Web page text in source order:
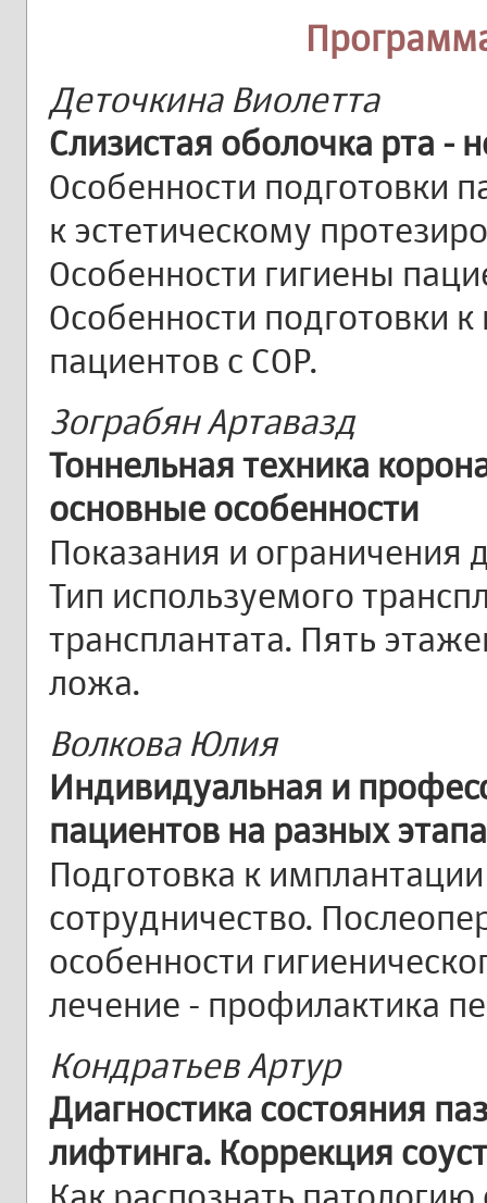
Деточкина Виолетта
Слизистая оболочка рта -
Особенности подготовки
к эстетическому
Особенности гигиены
Особенности подготовки
пациентов с СОР.
Зограбян Артавазд
Тоннельная техника
основные особенности
Показания и ограничения
Тип используемого
трансплантата. Пять
ложа.
Волкова Юлия
Индивидуальная и
пациентов на разных
Подготовка к
сотрудничество.
особенности
лечение - профилактика
Кондратьев Артур
Диагностика состояния
лифтинга. Коррекция